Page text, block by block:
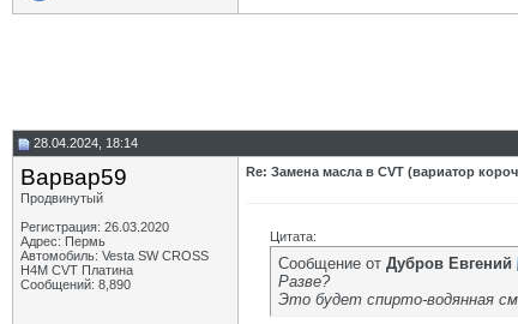
28.04.2024, 18:14
Варвар59
Продвинутый
Регистрация: 26.03.2020
Адрес: Пермь
Автомобиль: Vesta SW CROSS
H4M CVT Платина
Сообщений: 8,890
Re: Замена масла в CVT (вариатор
Цитата:
Сообщение от Дубров Евгений
Разве?
Это будет спирто-водянная